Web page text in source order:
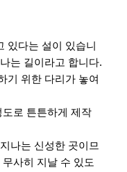
있다는 설이 있습니
는 길이라고 합니다.
기 위한 다리가 놓여
로 튼튼하게 제작
나는 신성한 곳이므
사히 지날 수 있도